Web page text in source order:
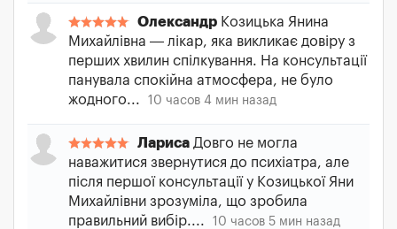
Олександр Козицька Янина
Михайлівна — лікар, яка викликає довіру з
перших хвилин спілкування. На консультації
панувала спокійна атмосфера, не було
жодного...
10 часов 4 мин назад
Лариса Довго не могла
наважитися звернутися до психіатра, але
після першої консультації у Козицької Яни
Михайлівни зрозуміла, що зробила
правильний вибір....
10 часов 5 мин назад